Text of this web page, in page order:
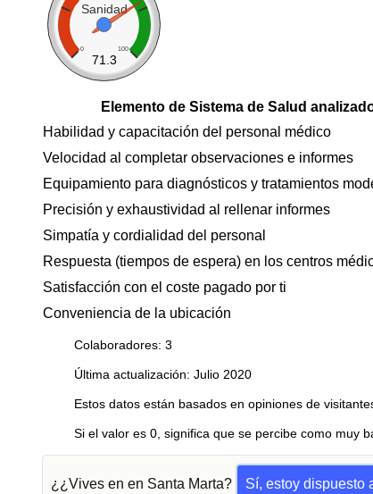
Sanidad
0 100
71.3
Elemento de Sistema de Salud
Habilidad y capacitación del personal médico
Velocidad al completar observaciones e informes
Equipamiento para diagnósticos y tratamientos
Precisión y exhaustividad al rellenar informes
Simpatía y cordialidad del personal
Respuesta (tiempos de espera) en los centros
Satisfacción con el coste pagado por ti
Conveniencia de la ubicación
Colaboradores: 3
Última actualización: Julio 2020
Estos datos están basados en opiniones de
Si el valor es 0, significa que se percibe como muy
¿¿Vives en en Santa Marta? Sí, estoy dispuesto